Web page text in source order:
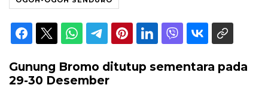
Gunung Bromo ditutup sementara pada
29-30 Desember